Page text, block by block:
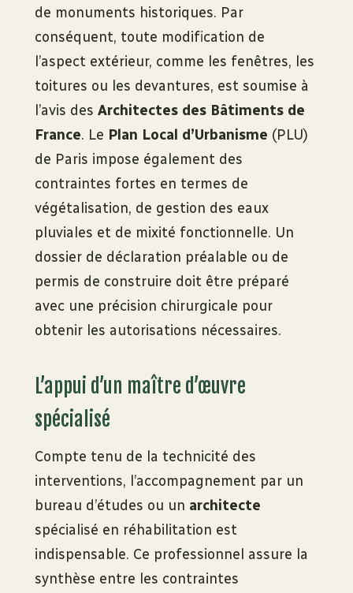
de monuments historiques. Par
conséquent, toute modification de
l’aspect extérieur, comme les fenêtres, les
toitures ou les devantures, est soumise à
l’avis des Architectes des Bâtiments de
France. Le Plan Local d’Urbanisme (PLU)
de Paris impose également des
contraintes fortes en termes de
végétalisation, de gestion des eaux
pluviales et de mixité fonctionnelle. Un
dossier de déclaration préalable ou de
permis de construire doit être préparé
avec une précision chirurgicale pour
obtenir les autorisations nécessaires.
L’appui d’un maître d’œuvre
spécialisé
Compte tenu de la technicité des
interventions, l’accompagnement par un
bureau d’études ou un architecte
spécialisé en réhabilitation est
indispensable. Ce professionnel assure la
synthèse entre les contraintes